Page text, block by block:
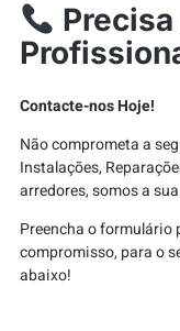
Contacte-nos Hoje!
Não comprometa a
Instalações,
arredores, somos a
Preencha o formulário
compromisso, para o
abaixo!